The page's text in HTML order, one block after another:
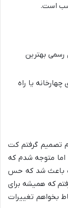
است.
بهترین
یا راه
تصمیم گرفتم کت
متوجه شدم که
باعث شد که حس
که همیشه برای
بخواهم تغییرات